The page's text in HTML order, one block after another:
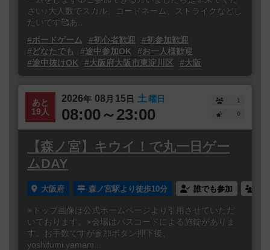
さい♪大人数でスカル、コードネーム、ストライクなどし
たいです🥰あ...
#ボードゲーム
#初心者歓迎
#初参加歓迎
#どなたでも
#途中参加OK
#お一人様歓迎
#途中抜けOK
#大阪府大阪市東淀川区 #大阪
あと
19人
2026年 08 月 15日 土曜日
08:00～23:00
1
0
【森ノ宮】キウイ！で丸一日ゲー
ムDAY
大阪府 森ノ宮駅より徒歩10分 誰でも参加
※トップ画像は公式ホームページより引用させていただ
いております。※会場はパスコードによる施錠がありま
す。お手数ですが参加ボタン押下後、
yoshifumi.yamam...